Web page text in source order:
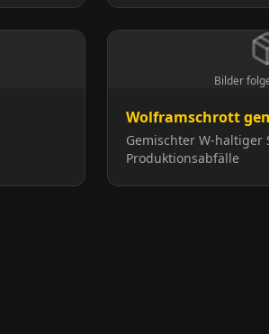
Bilder
Wolframschrott
Gemischter W-haltiger
Produktionsabfälle